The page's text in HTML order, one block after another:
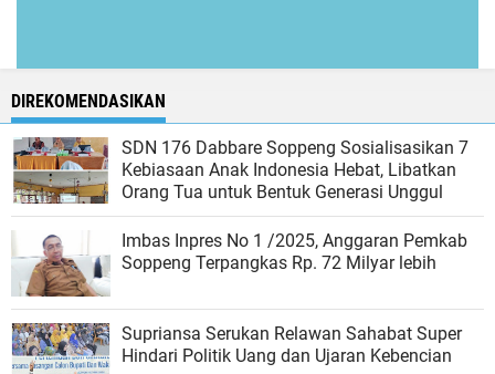
DIREKOMENDASIKAN
SDN 176 Dabbare Soppeng Sosialisasikan 7
Kebiasaan Anak Indonesia Hebat, Libatkan
Orang Tua untuk Bentuk Generasi Unggul
Imbas Inpres No 1 /2025, Anggaran Pemkab
Soppeng Terpangkas Rp. 72 Milyar lebih
Supriansa Serukan Relawan Sahabat Super
Hindari Politik Uang dan Ujaran Kebencian